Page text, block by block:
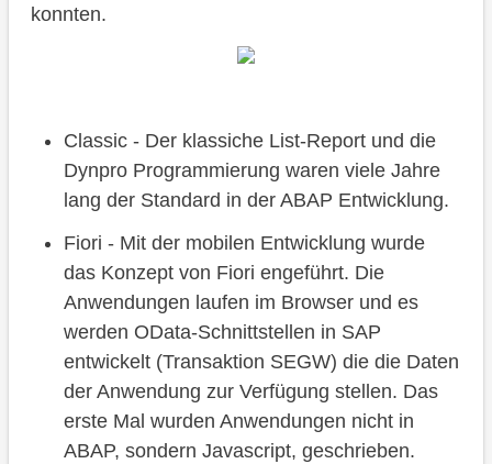
konnten.
Classic - Der klassiche List-Report und die
Dynpro Programmierung waren viele Jahre
lang der Standard in der ABAP Entwicklung.
Fiori - Mit der mobilen Entwicklung wurde
das Konzept von Fiori engeführt. Die
Anwendungen laufen im Browser und es
werden OData-Schnittstellen in SAP
entwickelt (Transaktion SEGW) die die Daten
der Anwendung zur Verfügung stellen. Das
erste Mal wurden Anwendungen nicht in
ABAP, sondern Javascript, geschrieben.